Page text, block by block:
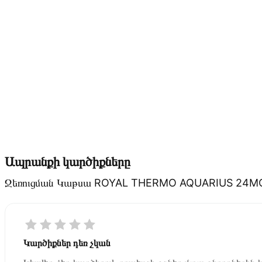
Ապրանքի կարծիքները
Ջեռուցման Կաթսա ROYAL THERMO AQUARIUS
Կարծիքներ դեռ չկան